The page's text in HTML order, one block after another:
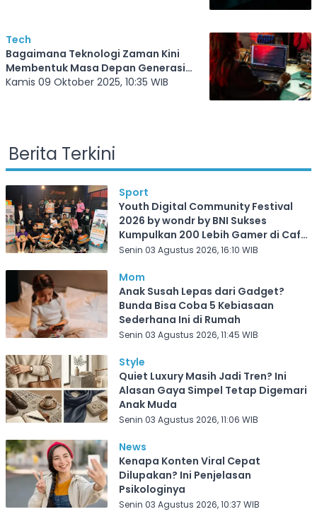
Tech
Bagaimana Teknologi Zaman Kini
Membentuk Masa Depan Generasi
Muda
Kamis 09 Oktober 2025, 10:35 WIB
Berita Terkini
Sport
Youth Digital Community Festival
2026 by wondr by BNI Sukses
Kumpulkan 200 Lebih Gamer di Cafe
Frekuensi Depok
Senin 03 Agustus 2026, 16:10 WIB
Mom
Anak Susah Lepas dari Gadget?
Bunda Bisa Coba 5 Kebiasaan
Sederhana Ini di Rumah
Senin 03 Agustus 2026, 11:45 WIB
Style
Quiet Luxury Masih Jadi Tren? Ini
Alasan Gaya Simpel Tetap Digemari
Anak Muda
Senin 03 Agustus 2026, 11:06 WIB
News
Kenapa Konten Viral Cepat
Dilupakan? Ini Penjelasan
Psikologinya
Senin 03 Agustus 2026, 10:37 WIB